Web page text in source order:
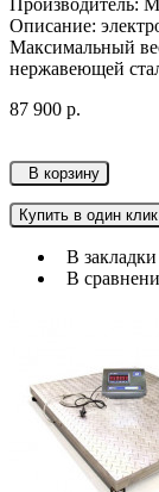
Производитель:
Описание:
Максимальный
нержавеющей
87 900 р.
В корзину
Купить в один клик
В закладки
В